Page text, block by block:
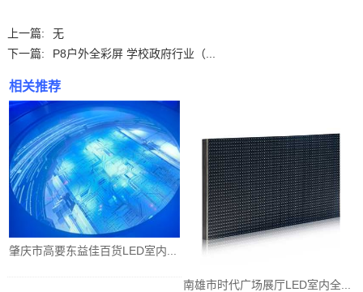
上一篇:
无
下一篇:
P8户外全彩屏 学校政府行业（...
相关推荐
肇庆市高要东益佳百货LED室内...
南雄市时代广场展厅LED室内全...